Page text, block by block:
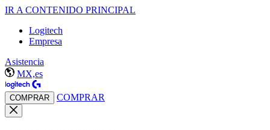
IR A CONTENIDO PRINCIPAL
Logitech
Empresa
Asistencia
MX,es
COMPRAR COMPRAR